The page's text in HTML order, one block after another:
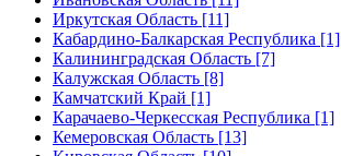
Иркутская Область [11]
Кабардино-Балкарская Республика [1]
Калининградская Область [7]
Калужская Область [8]
Камчатский Край [1]
Карачаево-Черкесская Республика [1]
Кемеровская Область [13]